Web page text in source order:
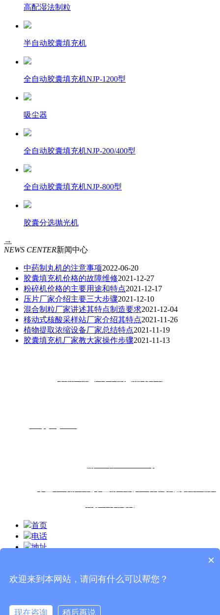
高配湿法制粒
半自动胶囊填充机
全自动胶囊填充机NJP-1200型
吸尘器
全自动胶囊填充机NJP-200/400型
全自动胶囊填充机NJP-800型
胶囊分选抛光机
→
NEWS CENTER新闻中心
中药制丸机的注意事项2022-06-20
胶囊填充机价格的故障维修2021-12-27
粉碎机价格的主要用途和特点2021-12-17
压片厂家介绍主要三大步骤2021-12-10
混合制粒厂家讲述其特点制造要求2021-12-04
移动式核酸采样站厂家介绍其特点2021-11-26
植物提取浓缩设备厂家总结特点2021-11-19
胶囊填充机厂家教大家操作步骤2021-11-13
首页
电话
地址
分享到
×
欢迎来到本网站，请问有什么可以帮您？
现在咨询 稍后再说